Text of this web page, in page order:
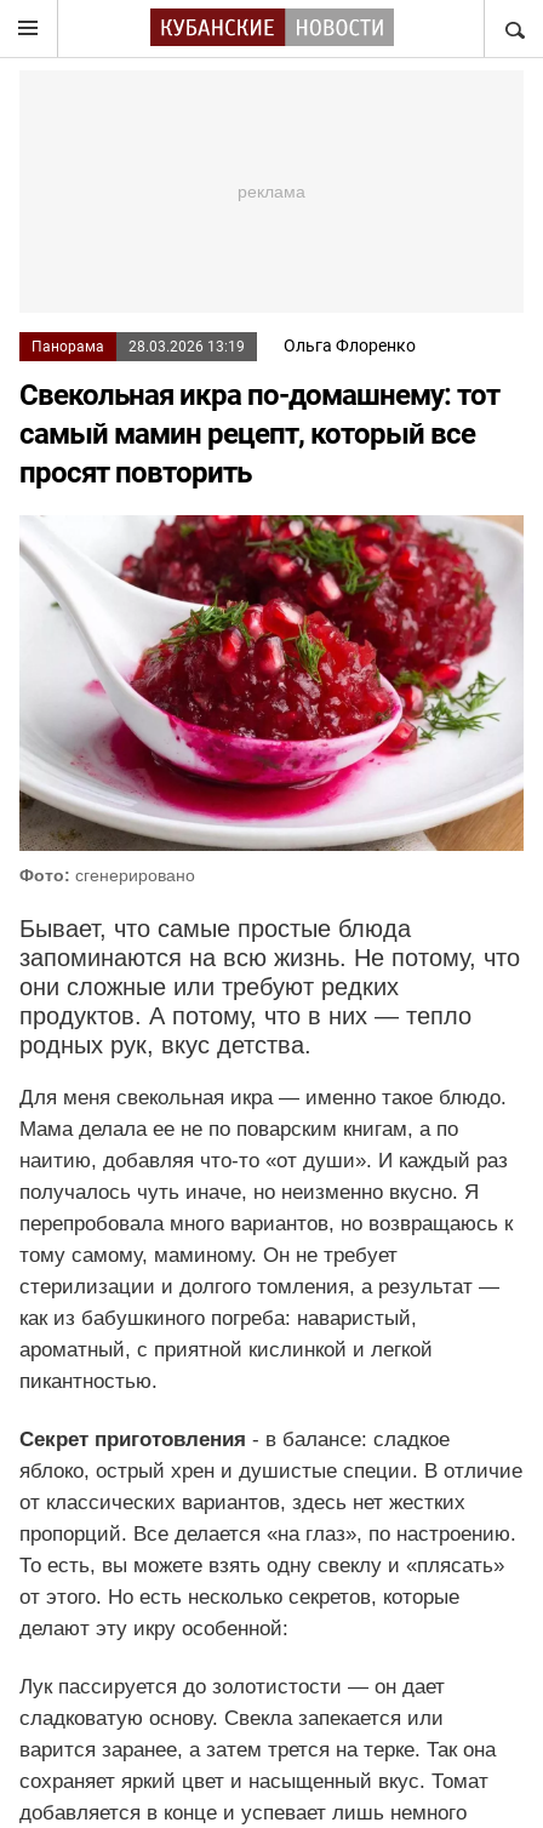
Панорама 28.03.2026 13:19 Ольга Флоренко
Свекольная икра по-домашнему: тот
самый мамин рецепт, который все
просят повторить
Фото: сгенерировано
Бывает, что самые простые блюда
запоминаются на всю жизнь. Не потому, что
они сложные или требуют редких
продуктов. А потому, что в них — тепло
родных рук, вкус детства.
Для меня свекольная икра — именно такое блюдо.
Мама делала ее не по поварским книгам, а по
наитию, добавляя что-то «от души». И каждый раз
получалось чуть иначе, но неизменно вкусно. Я
перепробовала много вариантов, но возвращаюсь к
тому самому, маминому. Он не требует
стерилизации и долгого томления, а результат —
как из бабушкиного погреба: наваристый,
ароматный, с приятной кислинкой и легкой
пикантностью.
Секрет приготовления - в балансе: сладкое
яблоко, острый хрен и душистые специи. В отличие
от классических вариантов, здесь нет жестких
пропорций. Все делается «на глаз», по настроению.
То есть, вы можете взять одну свеклу и «плясать»
от этого. Но есть несколько секретов, которые
делают эту икру особенной:
Лук пассируется до золотистости — он дает
сладковатую основу. Свекла запекается или
варится заранее, а затем трется на терке. Так она
сохраняет яркий цвет и насыщенный вкус. Томат
добавляется в конце и успевает лишь немного